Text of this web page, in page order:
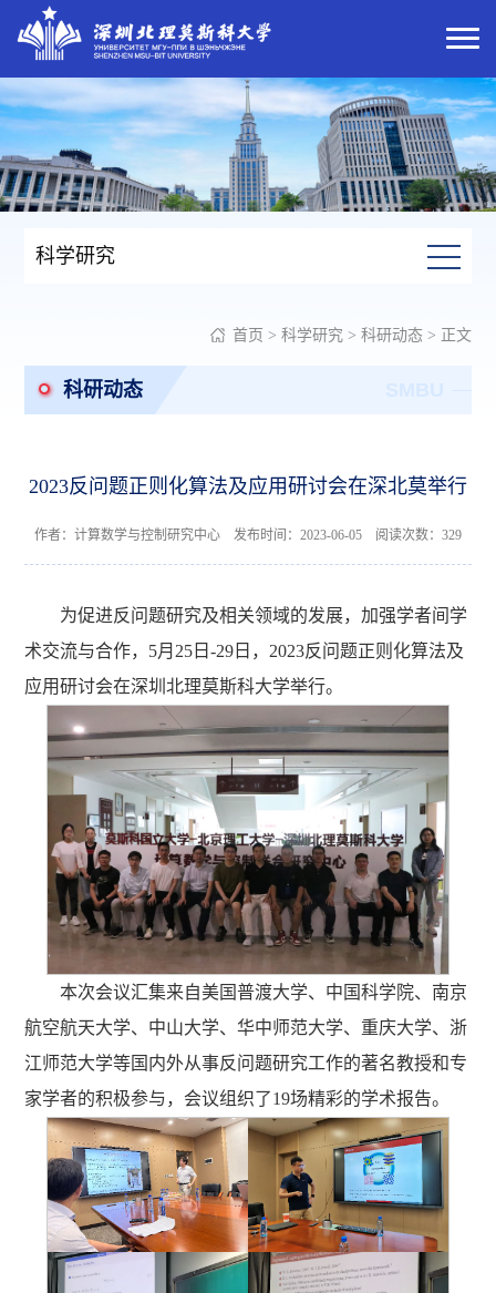
科学研究
首页 > 科学研究> 科研动态> 正文
科研动态
2023反问题正则化算法及应用研讨会在深北莫举行
作者：计算数学与控制研究中心 发布时间：2023-06-05 阅读次数： 329
为促进反问题研究及相关领域的发展，加强学者间学
术交流与合作，5月25日-29日，2023反问题正则化算法及
应用研讨会在深圳北理莫斯科大学举行。
本次会议汇集来自美国普渡大学、中国科学院、南京
航空航天大学、中山大学、华中师范大学、重庆大学、浙
江师范大学等国内外从事反问题研究工作的著名教授和专
家学者的积极参与，会议组织了19场精彩的学术报告。